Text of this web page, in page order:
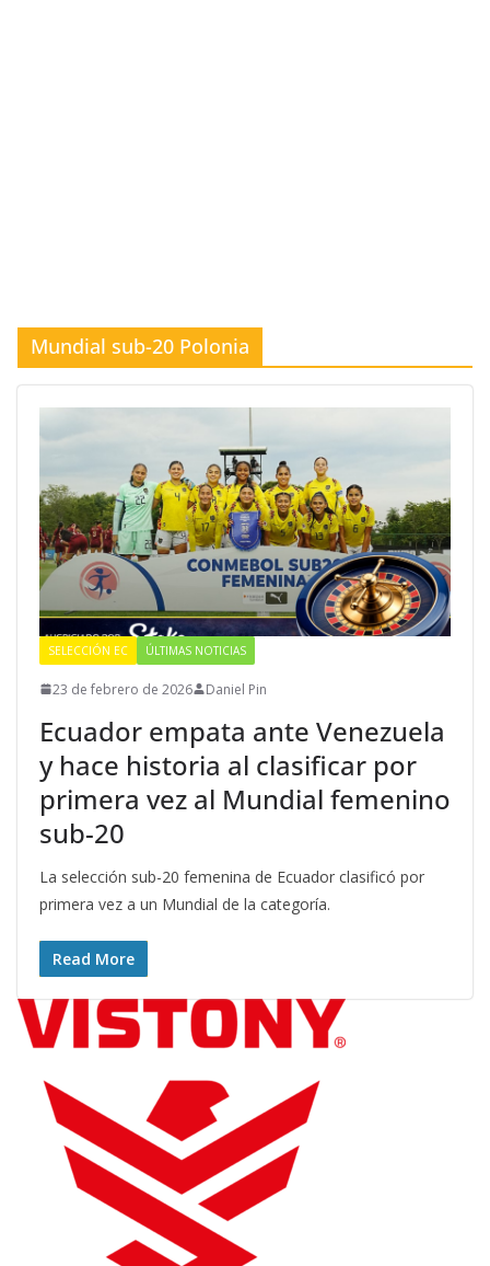
Mundial sub-20 Polonia
SELECCIÓN EC ÚLTIMAS NOTICIAS
23 de febrero de 2026 Daniel Pin
Ecuador empata ante Venezuela
y hace historia al clasificar por
primera vez al Mundial femenino
sub-20
La selección sub-20 femenina de Ecuador clasificó por
primera vez a un Mundial de la categoría.
Read More